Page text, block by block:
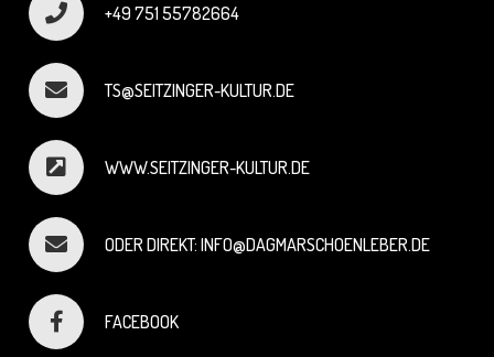
+49 751 55782664
TS@SEITZINGER-KULTUR.DE
WWW.SEITZINGER-KULTUR.DE
ODER DIREKT: INFO@DAGMARSCHOENLEBER.DE
FACEBOOK